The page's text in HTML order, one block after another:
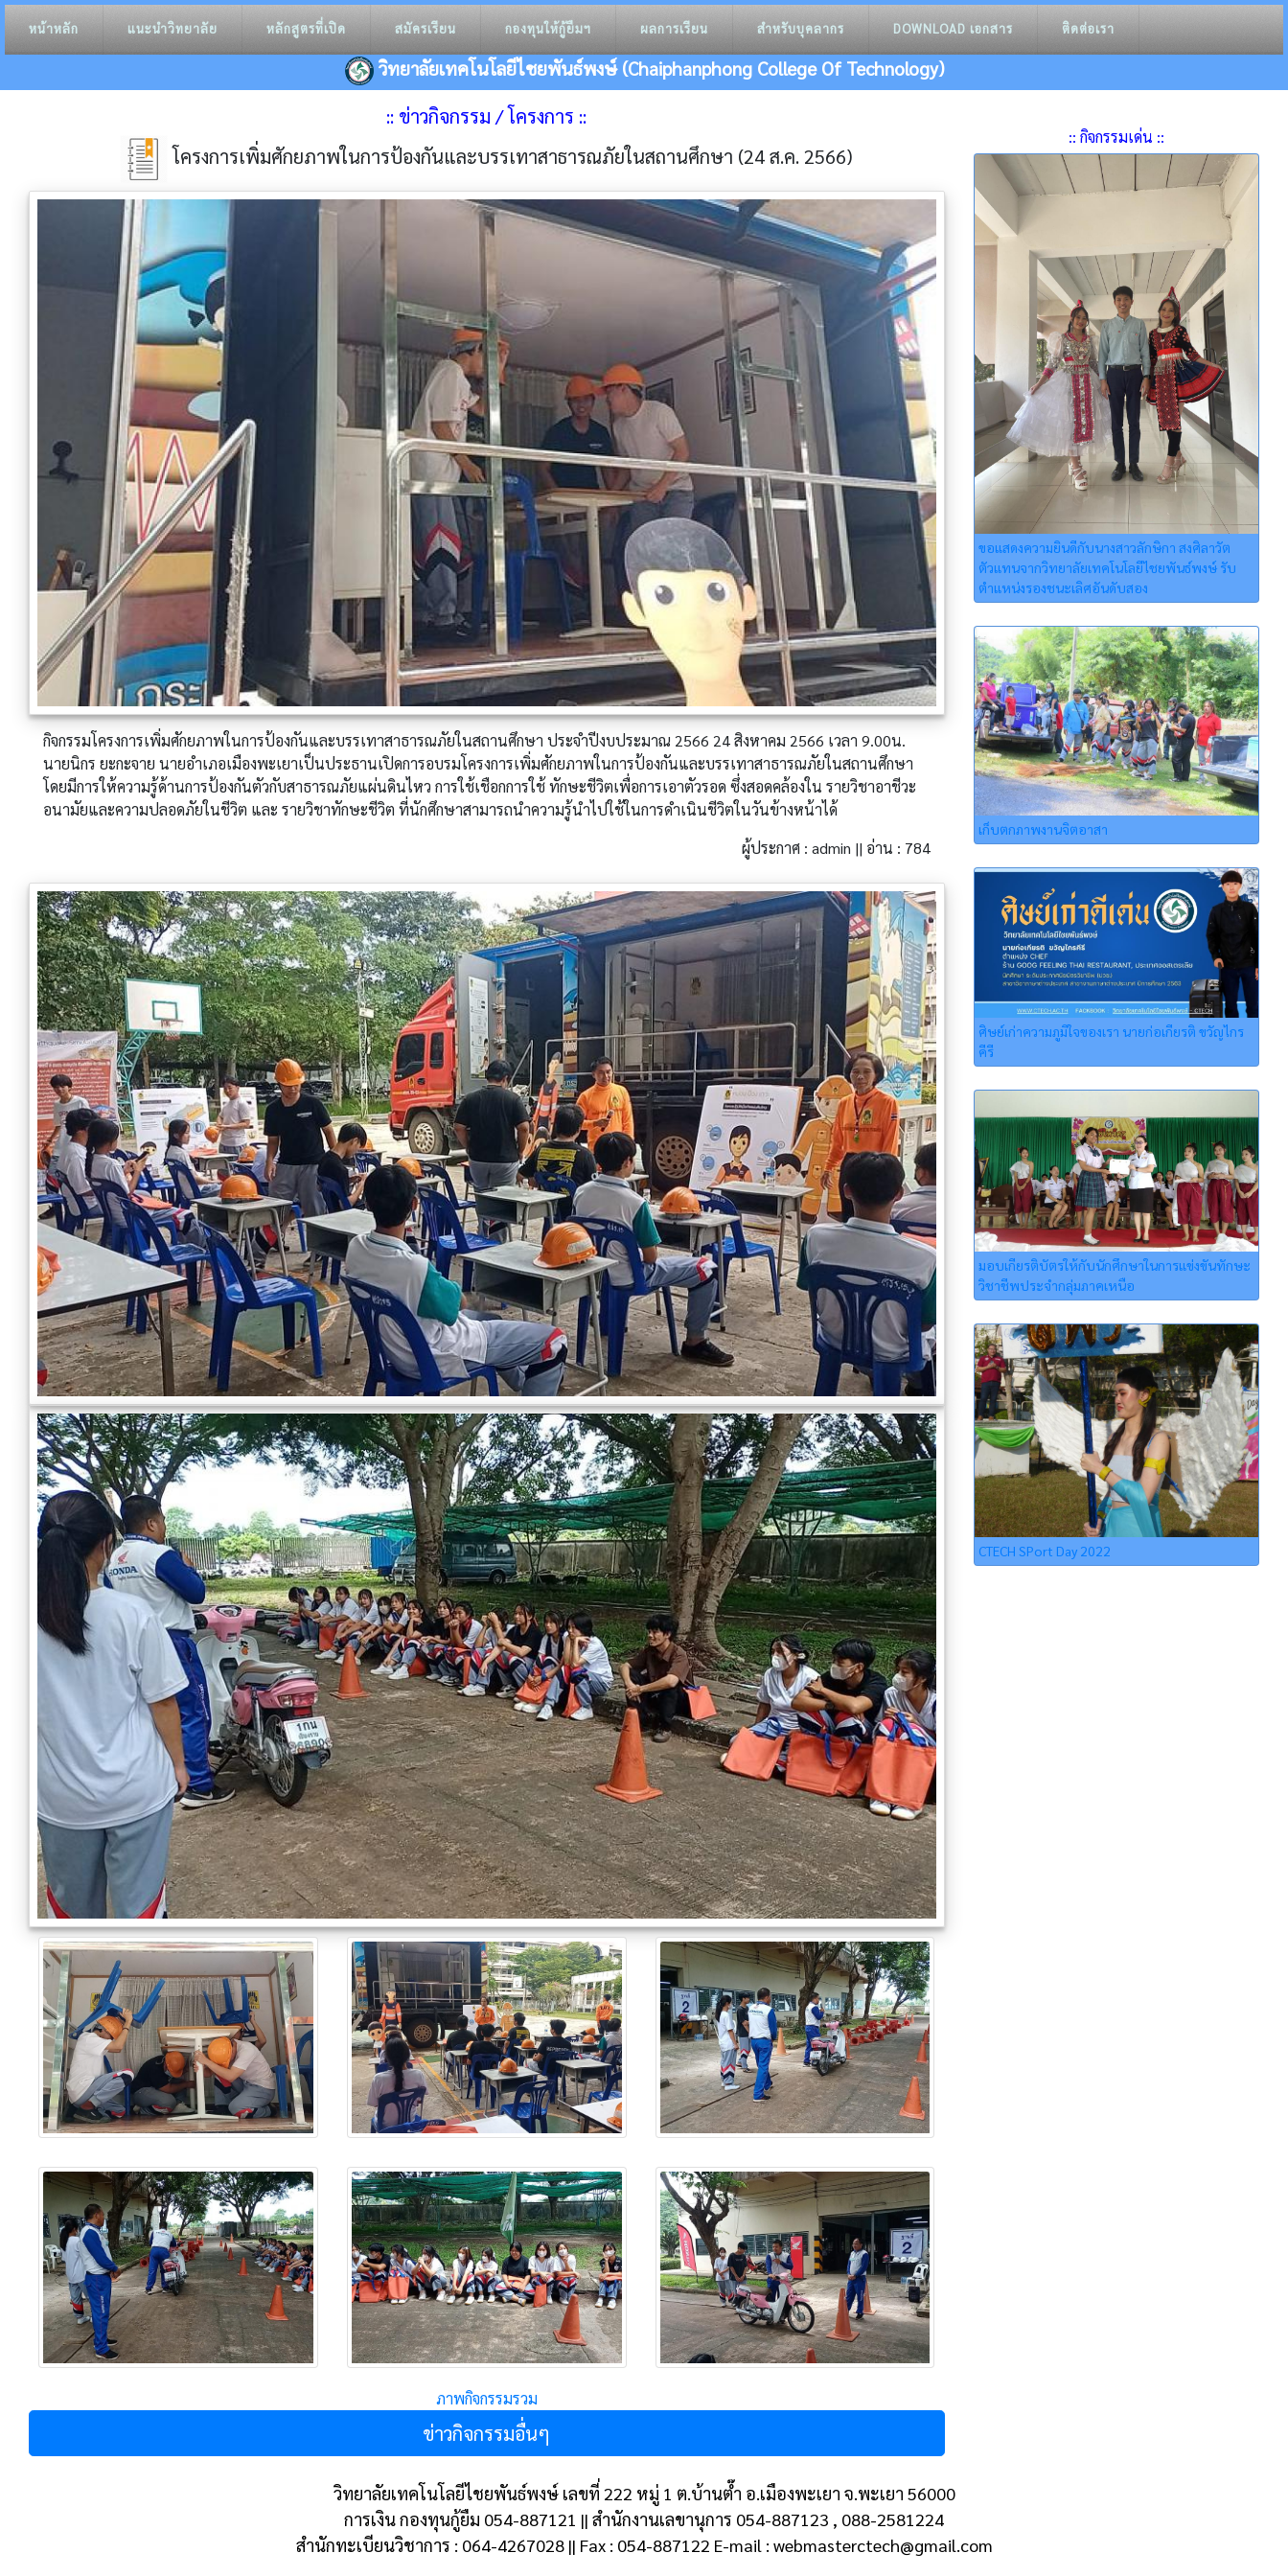
หน้าหลัก แนะนำวิทยาลัย หลักสูตรที่เปิด สมัครเรียน กองทุนให้กู้ยืมฯ ผลการเรียน สำหรับบุคลากร DOWNLOAD เอกสาร ติดต่อเรา
วิทยาลัยเทคโนโลยีไชยพันธ์พงษ์ (Chaiphanphong College Of Technology)
:: ข่าวกิจกรรม / โครงการ ::
โครงการเพิ่มศักยภาพในการป้องกันและบรรเทาสาธารณภัยในสถานศึกษา (24 ส.ค. 2566)
กิจกรรมโครงการเพิ่มศักยภาพในการป้องกันและบรรเทาสาธารณภัยในสถานศึกษา ประจำปีงบประมาณ 2566 24 สิงหาคม 2566 เวลา 9.00น.
นายนิกร ยะกะจาย นายอำเภอเมืองพะเยาเป็นประธานเปิดการอบรมโครงการเพิ่มศักยภาพในการป้องกันและบรรเทาสาธารณภัยในสถานศึกษา
โดยมีการให้ความรู้ด้านการป้องกันตัวกับสาธารณภัยแผ่นดินไหว การใช้เชือกการใช้ ทักษะชีวิตเพื่อการเอาตัวรอด ซึ่งสอดคล้องใน รายวิชาอาชีวะ
อนามัยและความปลอดภัยในชีวิต และ รายวิชาทักษะชีวิต ที่นักศึกษาสามารถนำความรู้นำไปใช้ในการดำเนินชีวิตในวันข้างหน้าได้
ผู้ประกาศ : admin || อ่าน : 784
ภาพกิจกรรมรวม
ข่าวกิจกรรมอื่นๆ
:: กิจกรรมเด่น ::
ขอแสดงความยินดีกับนางสาวลักษิกา สงศิลาวัต
ตัวแทนจากวิทยาลัยเทคโนโลยีไชยพันธ์พงษ์ รับ
ตำแหน่งรองชนะเลิศอันดับสอง
เก็บตกภาพงานจิตอาสา
ศิษย์เก่าความภูมิใจของเรา นายก่อเกียรติ ขวัญไกร
คีรี
มอบเกียรติบัตรให้กับนักศึกษาในการแข่งขันทักษะ
วิชาชีพประจำกลุ่มภาคเหนือ
CTECH SPort Day 2022
วิทยาลัยเทคโนโลยีไชยพันธ์พงษ์ เลขที่ 222 หมู่ 1 ต.บ้านต๊ำ อ.เมืองพะเยา จ.พะเยา 56000
การเงิน กองทุนกู้ยืม 054-887121 || สำนักงานเลขานุการ 054-887123 , 088-2581224
สำนักทะเบียนวิชาการ : 064-4267028 || Fax : 054-887122 E-mail : webmasterctech@gmail.com